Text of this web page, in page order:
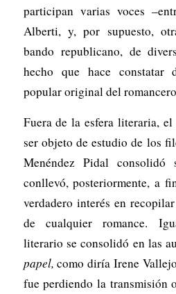
participan varias voces
Alberti, y, por supuesto,
bando republicano, de
hecho que hace constatar
popular original del
Fuera de la esfera literaria,
ser objeto de estudio de los
Menéndez Pidal
conllevó, posteriormente, a
verdadero interés en
de cualquier romance.
literario se consolidó en las
papel,como diría Irene
fue perdiendo la transmisión